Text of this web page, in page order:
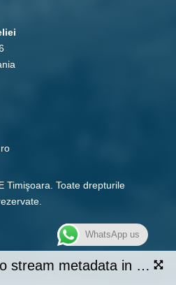
Timişoara. Toate drepturile
Radio stream metadata in not available.
WhatsApp us